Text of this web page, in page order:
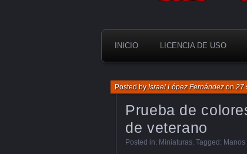
INICIO LICENCIA DE USO
Prueba de
de veterano
Posted byIsrael López Fernándezon27
Posted in: Miniaturas. Tagged: